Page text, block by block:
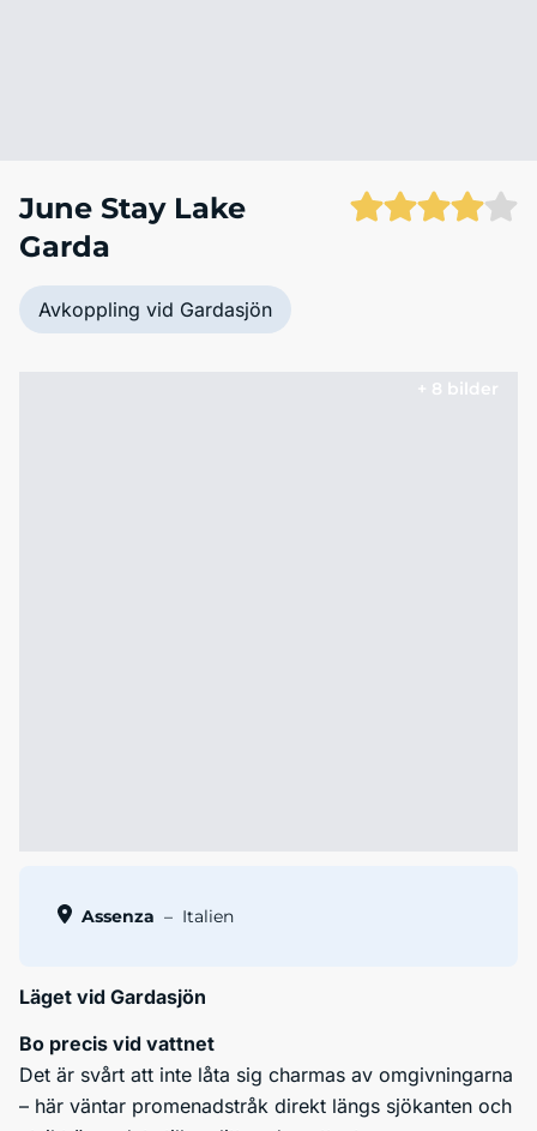
June Stay Lake
Garda
Avkoppling vid Gardasjön
+ 8 bilder
Assenza – Italien
Läget vid Gardasjön
Bo precis vid vattnet
Det är svårt att inte låta sig charmas av omgivningarna
– här väntar promenadstråk direkt längs sjökanten och